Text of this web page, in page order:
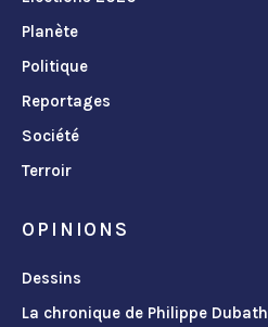
Planète
Politique
Reportages
Société
Terroir
OPINIONS
Dessins
La chronique de Philippe Dubath